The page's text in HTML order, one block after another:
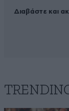
Διαβάστε και